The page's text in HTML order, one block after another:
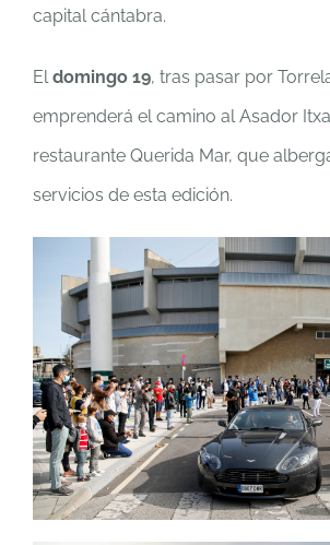
capital cántabra.
Eldomingo 19, tras pasar por
emprenderá el camino al Asador
restaurante Querida Mar, que
servicios de esta edición.